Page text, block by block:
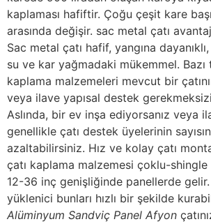
kaplaması hafiftir. Çoğu çeşit kare
arasında değişir. sac metal çatı
Sac metal çatı hafif, yangına
su ve kar yağmadaki mükemmel. Bazı
kaplama malzemeleri mevcut bir
veya ilave yapısal destek
Aslında, bir ev inşa ediyorsanız veya
genellikle çatı destek üyelerinin
azaltabilirsiniz. Hız ve kolay çatı
çatı kaplama malzemesi çoklu-
12-36 inç genişliğinde panellerde gelir.
yüklenici bunları hızlı bir şekilde
Alüminyum Sandviç Panel Afyon